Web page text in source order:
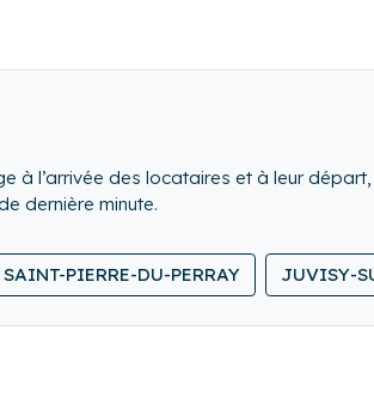
à l’arrivée des locataires et à leur
dernière minute.
du logement.
de maison.
SAINT-PIERRE-DU-PERRAY JUVISY-